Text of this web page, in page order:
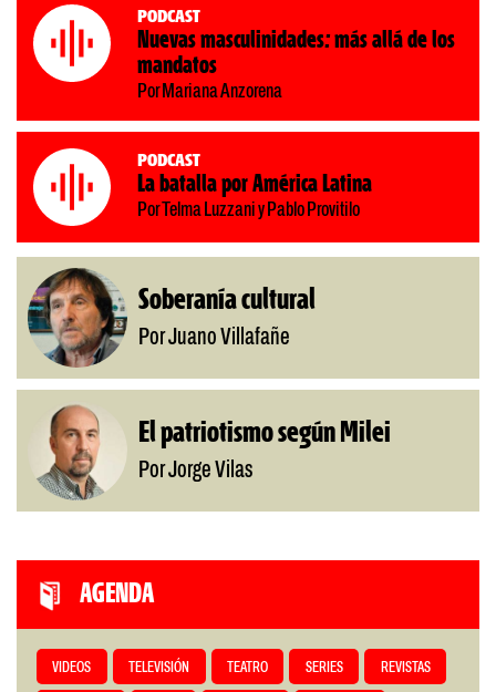
Podcast
Nuevas masculinidades: más allá de los
mandatos
Por Mariana Anzorena
Podcast
La batalla por América Latina
Por Telma Luzzani y Pablo Provitilo
Soberanía cultural
Por Juano Villafañe
El patriotismo según Milei
Por Jorge Vilas
AGENDA
VIDEOS TELEVISIÓN TEATRO SERIES REVISTAS